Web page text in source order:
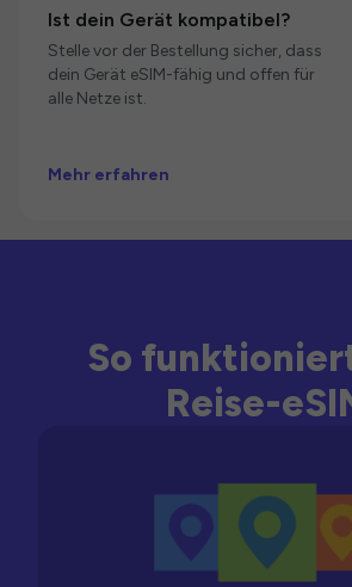
Ist dein Gerät kompatibel?
Stelle vor der Bestellung sicher, dass
dein Gerät eSIM-fähig und offen für
alle Netze ist.
Mehr erfahren
So
Reise-